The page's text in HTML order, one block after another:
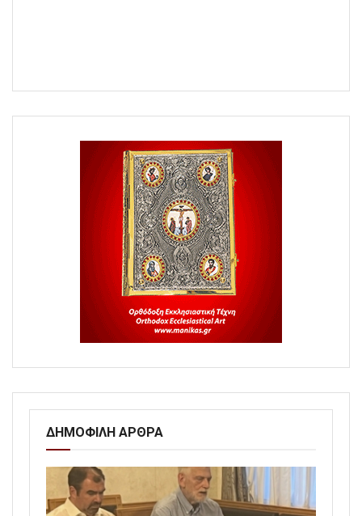
ΔΗΜΟΦΙΛΗ ΑΡΘΡΑ